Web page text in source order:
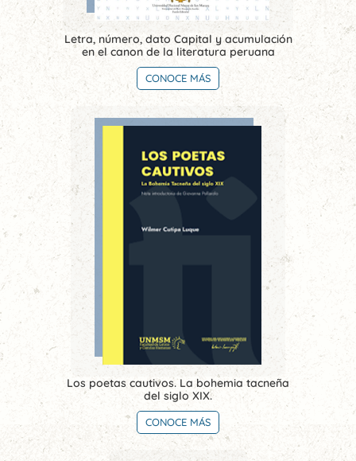
Letra, número, dato Capital y acumulación
en el canon de la literatura peruana
CONOCE MÁS
Los poetas cautivos. La bohemia tacneña
del siglo XIX.
CONOCE MÁS